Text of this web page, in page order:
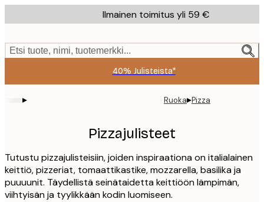
to
content.
Ilmainen toimitus yli 59 €
Etsi tuote, nimi, tuotemerkki...
40% Julisteista*
▸ Ruoka▸Pizza
Pizzajulisteet
Tutustu pizzajulisteisiin, joiden inspiraationa on italialainen
keittiö, pizzeriat, tomaattikastike, mozzarella, basilika ja
puuuunit. Täydellistä seinätaidetta keittiöön lämpimän,
viihtyisän ja tyylikkään kodin luomiseen.